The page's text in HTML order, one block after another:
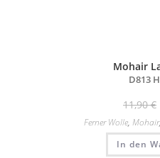
Mohair
D813
11,90€
Ferner Wolle, Mohair,
In den